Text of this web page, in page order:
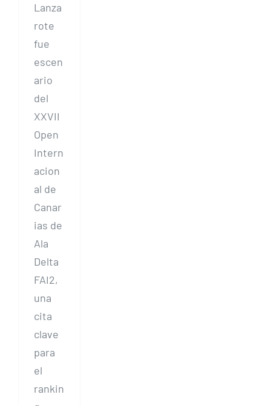
Lanza
rote
fue
escen
ario
del
XXVII
Open
Intern
acion
al de
Canar
ias de
Ala
Delta
FAI2,
una
cita
clave
para
el
rankin